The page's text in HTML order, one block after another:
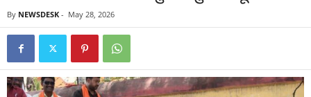
By NEWSDESK - May 28, 2026